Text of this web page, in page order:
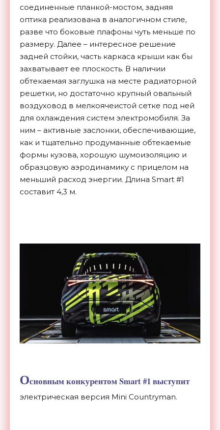
соединенные планкой-мостом, задняя
оптика реализована в аналогичном стиле,
разве что боковые плафоны чуть меньше по
размеру. Далее – интересное решение
задней стойки, часть каркаса крыши как бы
захватывает ее плоскость. В наличии
обтекаемая заглушка на месте радиаторной
решетки, но достаточно крупный овальный
воздуховод в мелкоячеистой сетке под ней
для охлаждения систем электромобиля. За
ним – активные заслонки, обеспечивающие,
как и тщательно продуманные обтекаемые
формы кузова, хорошую шумоизоляцию и
образцовую аэродинамику с прицелом на
меньший расход энергии. Длина Smart #1
составит 4,3 м.
Основным конкурентом Smart #1 выступит
электрическая версия Mini Countryman.